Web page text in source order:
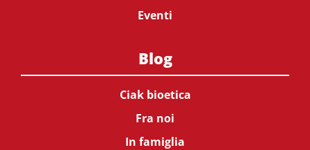
Eventi
Blog
Ciak bioetica
Fra noi
In famiglia